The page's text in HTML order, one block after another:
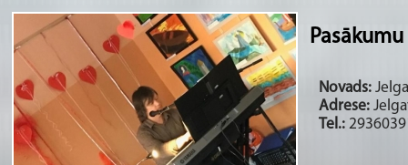
Novads:
Adrese:
Tel.: